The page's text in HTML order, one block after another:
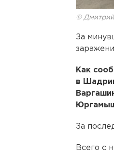
©
За
Как
в
За
Всего с